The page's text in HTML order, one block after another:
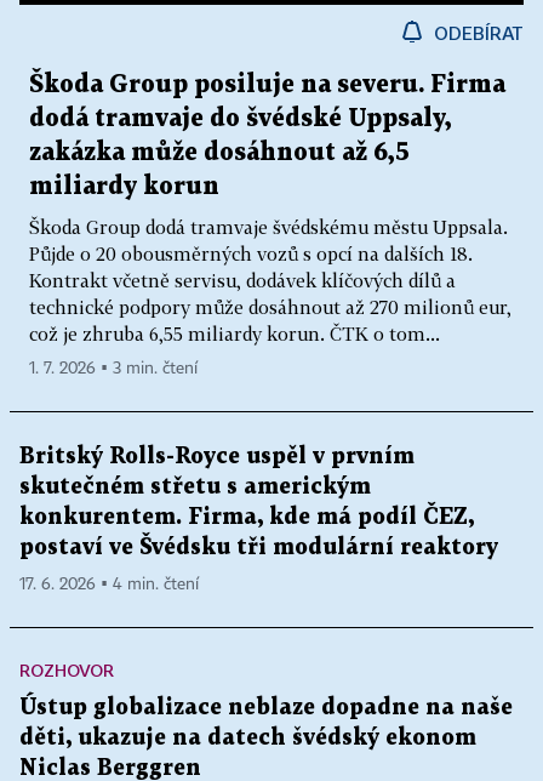
ODEBÍRAT
Škoda Group posiluje na severu. Firma
dodá tramvaje do švédské Uppsaly,
zakázka může dosáhnout až 6,5
miliardy korun
Škoda Group dodá tramvaje švédskému městu Uppsala.
Půjde o 20 obousměrných vozů s opcí na dalších 18.
Kontrakt včetně servisu, dodávek klíčových dílů a
technické podpory může dosáhnout až 270 milionů eur,
což je zhruba 6,55 miliardy korun. ČTK o tom...
1. 7. 2026 ▪ 3 min. čtení
Britský Rolls-Royce uspěl v prvním
skutečném střetu s americkým
konkurentem. Firma, kde má podíl ČEZ,
postaví ve Švédsku tři modulární reaktory
17. 6. 2026 ▪ 4 min. čtení
ROZHOVOR
Ústup globalizace neblaze dopadne na naše
děti, ukazuje na datech švédský ekonom
Niclas Berggren